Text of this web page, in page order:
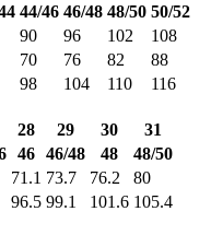
44/46 46/48 48/50 50/52
90 96 102
108
70 76 82
88
98 104 110
116
28 29 30
31
46 46/48 48
48/50
71.1 73.7 76.2
80
96.5 99.1 101.6 105.4